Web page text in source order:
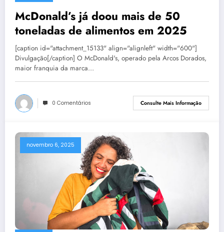
McDonald’s já doou mais de 50
toneladas de alimentos em 2025
[caption id="attachment_15133" align="alignleft" width="600"]
Divulgação[/caption] O McDonald's, operado pela Arcos Dorados,
maior franquia da marca…
0 Comentários Consulte Mais Informação
novembro 6, 2025